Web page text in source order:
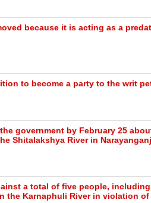
because it is acting as a
to become a party to the writ
government by February 25
Shitalakshya River in
a total of five people,
the Karnaphuli River in violation